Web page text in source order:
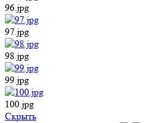
96.jpg
97.jpg
98.jpg
99.jpg
100.jpg
Cкрыть